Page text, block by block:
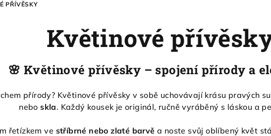
PŘÍVĚSKY
Květinové
🌸 Květinové přívěsky – spojení přírody a
přírody? Květinové přívěsky v sobě uchovávají krásu pravých
neboskla. Každý kousek je originál, ručně vyráběný s láskou a
řetízkem ve stříbrné nebo zlaté barvě a noste svůj oblíbený květ